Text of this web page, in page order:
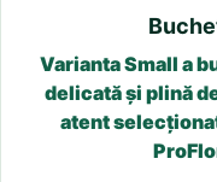
Varianta Small a
delicată și plină
atent